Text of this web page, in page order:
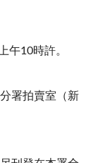
午10時許。
署拍賣室（新